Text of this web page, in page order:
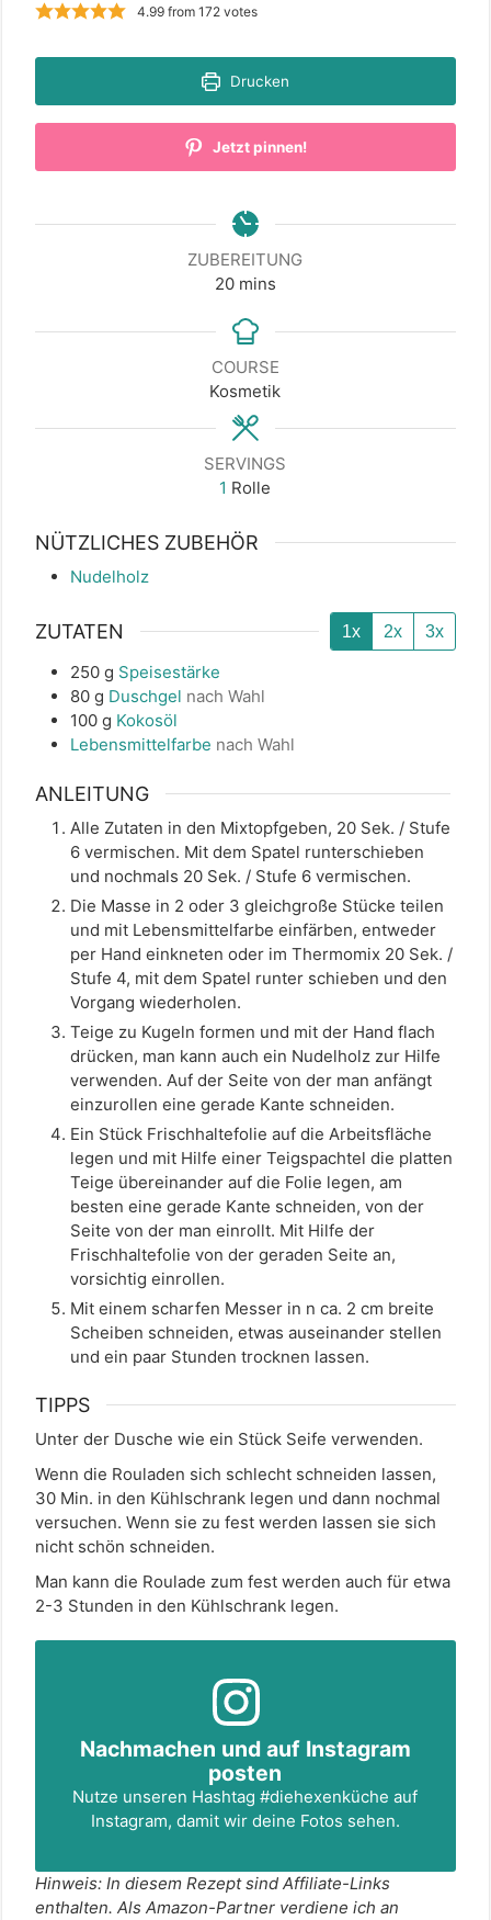
4.99from 172votes
Drucken
Jetzt pinnen!
ZUBEREITUNG
20minutes
mins
COURSE
Kosmetik
SERVINGS
1 Rolle
NÜTZLICHES ZUBEHÖR
Nudelholz
ZUTATEN 1x 2x 3x
250 g Speisestärke
80 g Duschgel nach Wahl
100 g Kokosöl
Lebensmittelfarbe nach Wahl
ANLEITUNG
Alle Zutaten in den Mixtopfgeben, 20 Sek. / Stufe
6 vermischen. Mit dem Spatel runterschieben
und nochmals 20 Sek. / Stufe 6 vermischen.
Die Masse in 2 oder 3 gleichgroße Stücke teilen
und mit Lebensmittelfarbe einfärben, entweder
per Hand einkneten oder im Thermomix 20 Sek. /
Stufe 4, mit dem Spatel runter schieben und den
Vorgang wiederholen.
Teige zu Kugeln formen und mit der Hand flach
drücken, man kann auch ein Nudelholz zur Hilfe
verwenden. Auf der Seite von der man anfängt
einzurollen eine gerade Kante schneiden.
Ein Stück Frischhaltefolie auf die Arbeitsfläche
legen und mit Hilfe einer Teigspachtel die platten
Teige übereinander auf die Folie legen, am
besten eine gerade Kante schneiden, von der
Seite von der man einrollt. Mit Hilfe der
Frischhaltefolie von der geraden Seite an,
vorsichtig einrollen.
Mit einem scharfen Messer in n ca. 2 cm breite
Scheiben schneiden, etwas auseinander stellen
und ein paar Stunden trocknen lassen.
TIPPS
Unter der Dusche wie ein Stück Seife verwenden.
Wenn die Rouladen sich schlecht schneiden lassen,
30 Min. in den Kühlschrank legen und dann nochmal
versuchen. Wenn sie zu fest werden lassen sie sich
nicht schön schneiden.
Man kann die Roulade zum fest werden auch für etwa
2-3 Stunden in den Kühlschrank legen.
Nachmachen und auf Instagram
posten
Nutze unseren Hashtag#diehexenküche auf
Instagram, damit wir deine Fotos sehen.
Hinweis: In diesem Rezept sind Affiliate-Links
enthalten. Als Amazon-Partner verdiene ich an